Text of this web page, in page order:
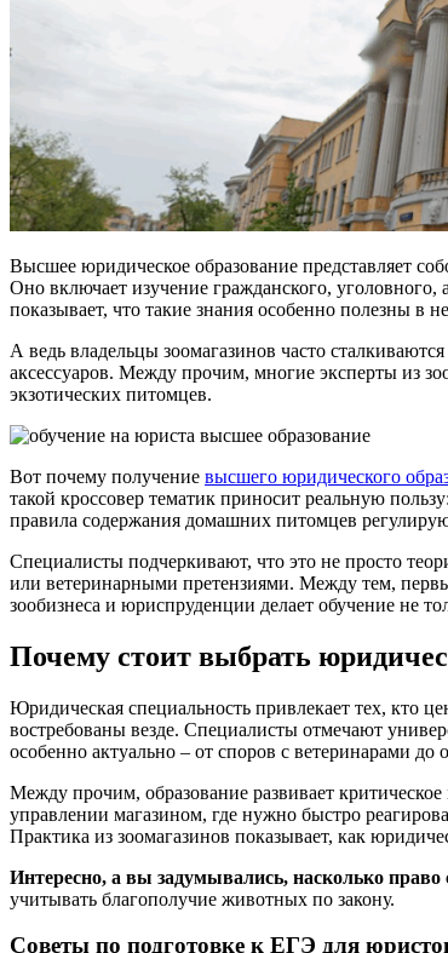
Высшее юридическое образование представляет
Оно включает изучение гражданского,
показывает, что такие знания особенно полезны в
А ведь владельцы зоомагазинов часто
аксессуаров. Между прочим, многие эксперты из
экзотических питомцев.
Вот почему получение высшего юридического
такой кроссовер тематик приносит реальную
правила содержания домашних питомцев
Специалисты подчеркивают, что это не просто
или ветеринарными претензиями. Между тем,
зообизнеса и юриспруденции делает обучение не
Почему стоит выбрать
Юридическая специальность привлекает тех, кто
востребованы везде. Специалисты отмечают
особенно актуально – от споров с ветеринарами
Между прочим, образование развивает
управлении магазином, где нужно быстро
Практика из зоомагазинов показывает, как
Интересно, а вы задумывались, насколько право
учитывать благополучие животных по закону.
Советы по подготовке к ЕГЭ для